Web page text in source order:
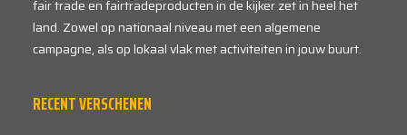
fair trade en fairtradeproducten in de kijker zet in heel het
land. Zowel op nationaal niveau met een algemene
campagne, als op lokaal vlak met activiteiten in jouw buurt.
RECENT VERSCHENEN